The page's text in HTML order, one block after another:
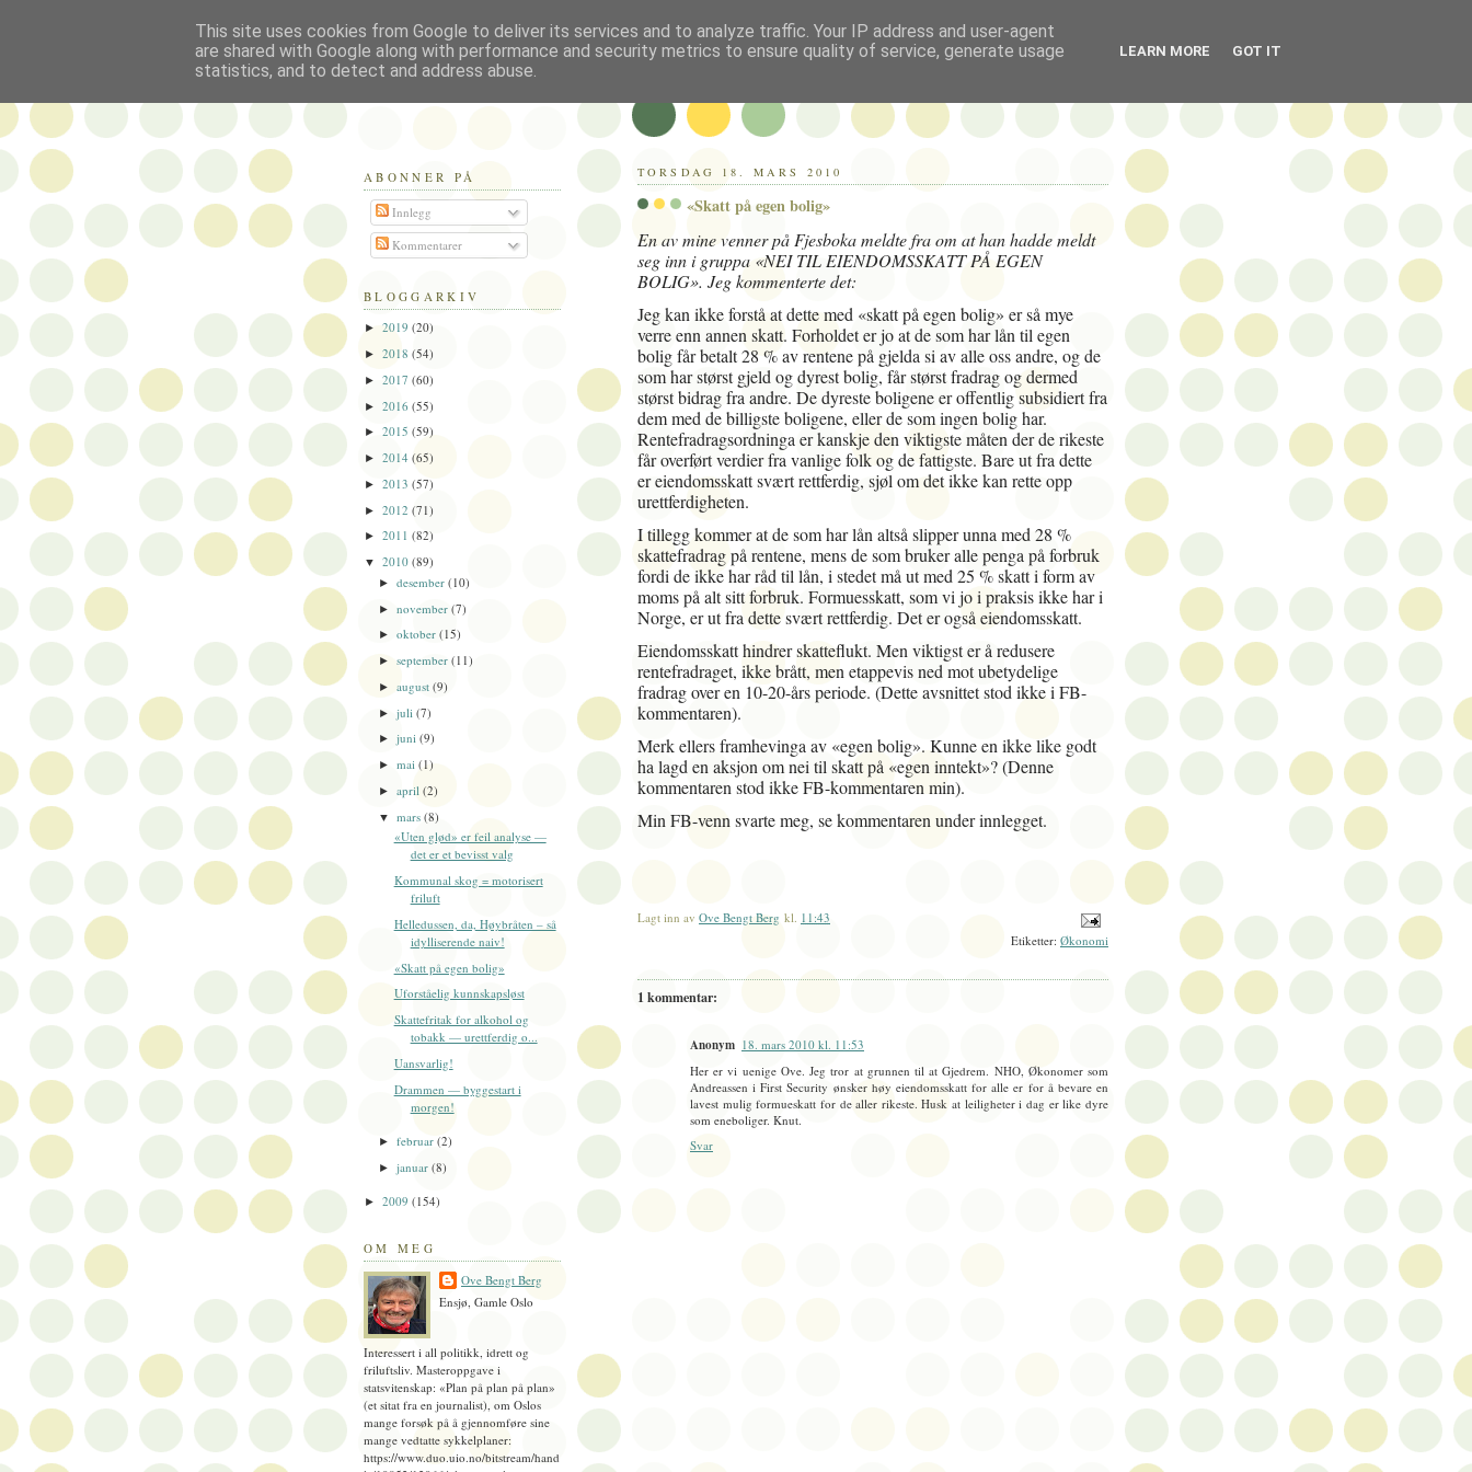
TORSDAG 18. MARS 2010
«Skatt på egen bolig»
En av mine venner på Fjesboka meldte fra om at han hadde meldt
seg inn i gruppa «NEI TIL EIENDOMSSKATT PÅ EGEN
BOLIG». Jeg kommenterte det:
Jeg kan ikke forstå at dette med «skatt på egen bolig» er så mye
verre enn annen skatt. Forholdet er jo at de som har lån til egen
bolig får betalt 28 % av rentene på gjelda si av alle oss andre, og de
som har størst gjeld og dyrest bolig, får størst fradrag og dermed
størst bidrag fra andre. De dyreste boligene er offentlig subsidiert fra
dem med de billigste boligene, eller de som ingen bolig har.
Rentefradragsordninga er kanskje den viktigste måten der de rikeste
får overført verdier fra vanlige folk og de fattigste. Bare ut fra dette
er eiendomsskatt svært rettferdig, sjøl om det ikke kan rette opp
urettferdigheten.
I tillegg kommer at de som har lån altså slipper unna med 28 %
skattefradrag på rentene, mens de som bruker alle penga på forbruk
fordi de ikke har råd til lån, i stedet må ut med 25 % skatt i form av
moms på alt sitt forbruk. Formuesskatt, som vi jo i praksis ikke har i
Norge, er ut fra dette svært rettferdig. Det er også eiendomsskatt.
Eiendomsskatt hindrer skatteflukt. Men viktigst er å redusere
rentefradraget, ikke brått, men etappevis ned mot ubetydelige
fradrag over en 10-20-års periode. (Dette avsnittet stod ikke i FB-
kommentaren).
Merk ellers framhevinga av «egen bolig». Kunne en ikke like godt
ha lagd en aksjon om nei til skatt på «egen inntekt»? (Denne
kommentaren stod ikke FB-kommentaren min).
Min FB-venn svarte meg, se kommentaren under innlegget.
Lagt inn av Ove Bengt Berg kl. 11:43
Etiketter: Økonomi
1 kommentar:
Anonym 18. mars 2010 kl. 11:53
Her er vi uenige Ove. Jeg tror at grunnen til at Gjedrem. NHO, Økonomer som
Andreassen i First Security ønsker høy eiendomsskatt for alle er for å bevare en
lavest mulig formueskatt for de aller rikeste. Husk at leiligheter i dag er like dyre
som eneboliger. Knut.
Svar
Politikus
ABONNER PÅ
Innlegg
Kommentarer
BLOGGARKIV
► 2019 (20)
► 2018 (54)
► 2017 (60)
► 2016 (55)
► 2015 (59)
► 2014 (65)
► 2013 (57)
► 2012 (71)
► 2011 (82)
▼ 2010 (89)
►desember(10)
►november(7)
►oktober(15)
►september(11)
►august(9)
►juli(7)
►juni(9)
►mai(1)
►april(2)
▼mars(8)
«Uten glød» er feil analyse —
det er et bevisst valg
Kommunal skog = motorisert
friluft
Helledussen, da, Høybråten – så
idylliserende naiv!
«Skatt på egen bolig»
Uforståelig kunnskapsløst
Skattefritak for alkohol og
tobakk — urettferdig o...
Uansvarlig!
Drammen — byggestart i
morgen!
►februar(2)
►januar(8)
► 2009 (154)
OM MEG
Ove Bengt Berg
Ensjø, Gamle Oslo
Interessert i all politikk, idrett og
friluftsliv. Masteroppgave i
statsvitenskap: «Plan på plan på plan»
(et sitat fra en journalist), om Oslos
mange forsøk på å gjennomføre sine
mange vedtatte sykkelplaner:
https://www.duo.uio.no/bitstream/hand
This site uses cookies from Google to deliver its services and to analyze traffic. Your IP address and user-agent
are shared with Google along with performance and security metrics to ensure quality of service, generate usage
statistics, and to detect and address abuse.
LEARN MORE GOT IT